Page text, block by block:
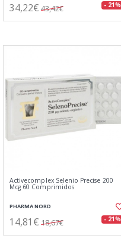
34,22€ 43,42€ - 21%
Activecomplex Selenio Precise 200
Mcg 60 Comprimidos
PHARMA NORD
14,81€ 18,67€ - 21%